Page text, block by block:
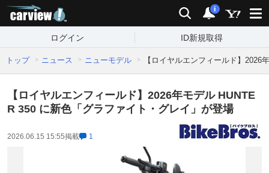
検索 通知
i
ログイン ID新規取得
トップ ニュース ニューモデル 【ロイヤルエンフィールド】
【ロイヤルエンフィールド】2026年モデル HUNTE
R 350 に新色「グラファイト・グレイ」が登場
2026.06.15 15:55掲載 1